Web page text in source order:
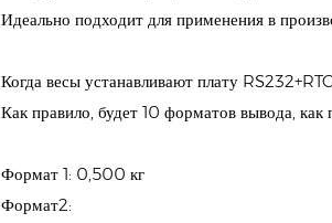
Идеально подходит для применения в
Когда весы устанавливают плату
Как правило, будет 10 форматов вывода, как
Формат 1: 0,500 кг
Формат2: